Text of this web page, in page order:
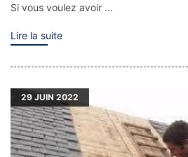
Si vous voulez avoir ...
Lire la suite
29 JUIN 2022